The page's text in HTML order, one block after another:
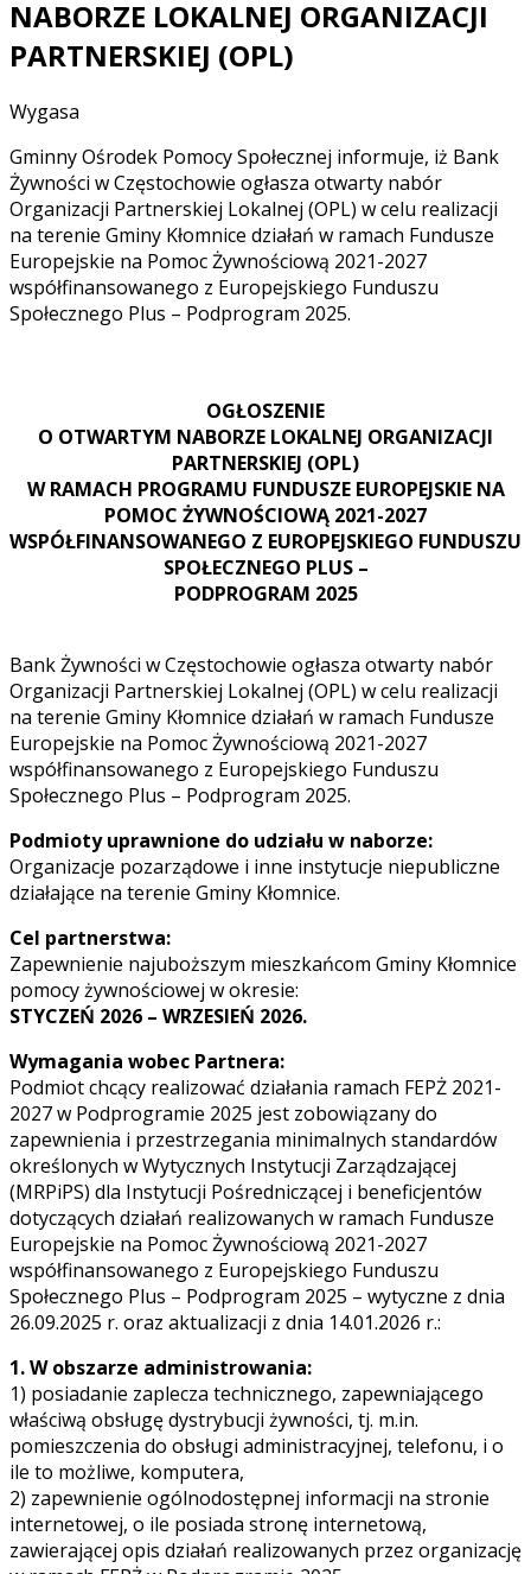
NABORZE LOKALNEJ ORGANIZACJI
PARTNERSKIEJ (OPL)
Wygasa
Gminny Ośrodek Pomocy Społecznej informuje, iż Bank
Żywności w Częstochowie ogłasza otwarty nabór
Organizacji Partnerskiej Lokalnej (OPL) w celu realizacji
na terenie Gminy Kłomnice działań w ramach Fundusze
Europejskie na Pomoc Żywnościową 2021-2027
współfinansowanego z Europejskiego Funduszu
Społecznego Plus – Podprogram 2025.
OGŁOSZENIE
O OTWARTYM NABORZE LOKALNEJ ORGANIZACJI
PARTNERSKIEJ (OPL)
W RAMACH PROGRAMU FUNDUSZE EUROPEJSKIE NA
POMOC ŻYWNOŚCIOWĄ 2021-2027
WSPÓŁFINANSOWANEGO Z EUROPEJSKIEGO FUNDUSZU
SPOŁECZNEGO PLUS –
PODPROGRAM 2025
Bank Żywności w Częstochowie ogłasza otwarty nabór
Organizacji Partnerskiej Lokalnej (OPL) w celu realizacji
na terenie Gminy Kłomnice działań w ramach Fundusze
Europejskie na Pomoc Żywnościową 2021-2027
współfinansowanego z Europejskiego Funduszu
Społecznego Plus – Podprogram 2025.
Podmioty uprawnione do udziału w naborze:
Organizacje pozarządowe i inne instytucje niepubliczne
działające na terenie Gminy Kłomnice.
Cel partnerstwa:
Zapewnienie najuboższym mieszkańcom Gminy Kłomnice
pomocy żywnościowej w okresie:
STYCZEŃ 2026 – WRZESIEŃ 2026.
Wymagania wobec Partnera:
Podmiot chcący realizować działania ramach FEPŻ 2021-
2027 w Podprogramie 2025 jest zobowiązany do
zapewnienia i przestrzegania minimalnych standardów
określonych w Wytycznych Instytucji Zarządzającej
(MRPiPS) dla Instytucji Pośredniczącej i beneficjentów
dotyczących działań realizowanych w ramach Fundusze
Europejskie na Pomoc Żywnościową 2021-2027
współfinansowanego z Europejskiego Funduszu
Społecznego Plus – Podprogram 2025 – wytyczne z dnia
26.09.2025 r. oraz aktualizacji z dnia 14.01.2026 r.:
1. W obszarze administrowania:
1) posiadanie zaplecza technicznego, zapewniającego
właściwą obsługę dystrybucji żywności, tj. m.in.
pomieszczenia do obsługi administracyjnej, telefonu, i o
ile to możliwe, komputera,
2) zapewnienie ogólnodostępnej informacji na stronie
internetowej, o ile posiada stronę internetową,
zawierającej opis działań realizowanych przez organizację